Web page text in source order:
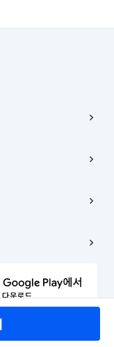
트윈트리빌딩) B동 5층
층, 8층 미소
자에게 있습니다.